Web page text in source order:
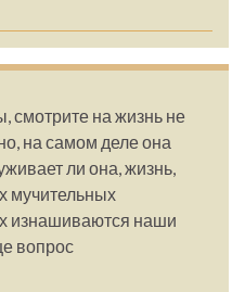
смотрите на жизнь не
на самом деле она
ли она, жизнь,
мучительных
изнашиваются наши
вопрос